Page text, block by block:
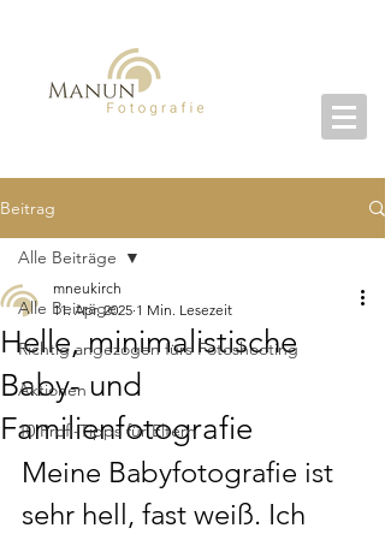
Beitrag
Alle Beiträge
Richtig angezogen fürs Fotoshooting
Aktionen
10 Profi-Tipps für Eltern
Alle Beiträge
Helle, minimalistische
Baby- und
Familienfotografie
mneukirch
11. Apr. 2025 1 Min. Lesezeit
Meine Babyfotografie ist
sehr hell, fast weiß. Ich